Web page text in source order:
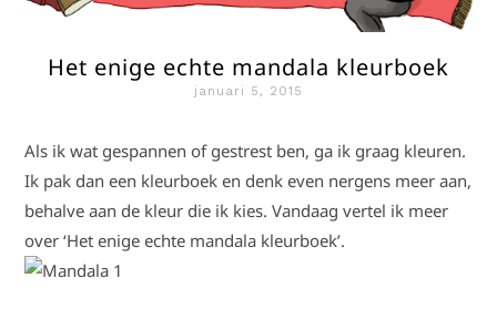
Het enige echte mandala kleurboek
januari 5, 2015
Als ik wat gespannen of gestrest ben, ga ik graag kleuren.
Ik pak dan een kleurboek en denk even nergens meer aan,
behalve aan de kleur die ik kies. Vandaag vertel ik meer
over ‘Het enige echte mandala kleurboek’.